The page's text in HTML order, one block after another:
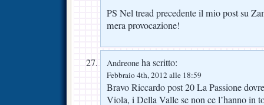
PS Nel tread precedente il mio post su
mera provocazione!
Andreone ha scritto:
Febbraio 4th, 2012 alle 18:59
Bravo Riccardo post 20 La Passione
Viola, i Della Valle se non ce l’hanno in